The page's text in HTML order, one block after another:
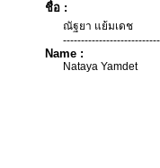
ชื่อ :
ณัฐยา แย้มเดช
Name :
Nataya Yamdet